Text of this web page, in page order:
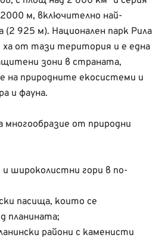
м, включително най-
(2 925 м). Национален парк Рила
ха от тази територия и е една
зони в страната,
на природните екосистеми и
и фауна.
многообразие от природни
широколистни гори в по-
пасища, които се
планината;
райони с каменисти